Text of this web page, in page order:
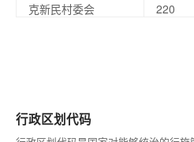
克新民村委会
220
行政区划代码